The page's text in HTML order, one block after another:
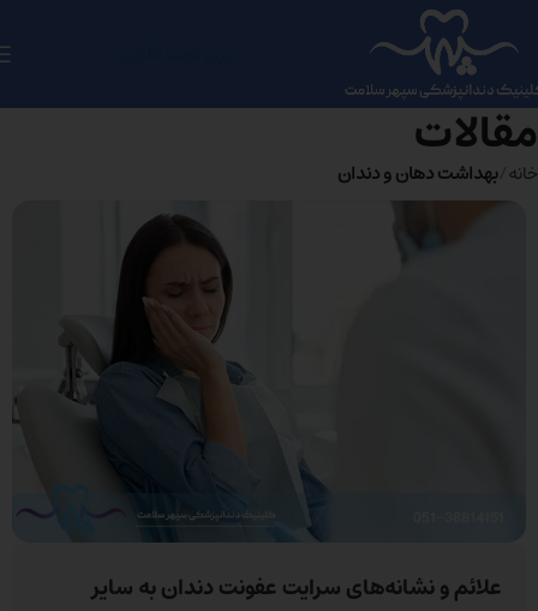
مقالات
خانه بهداشت دهان و دندان
علائم و نشانه‌های سرایت عفونت دندان به سایر